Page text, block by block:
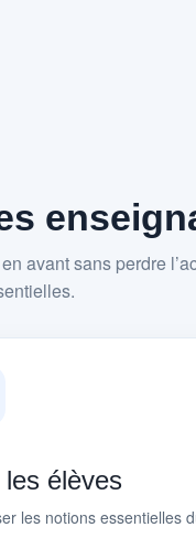
avant sans perdre
les élèves
les notions essentielles